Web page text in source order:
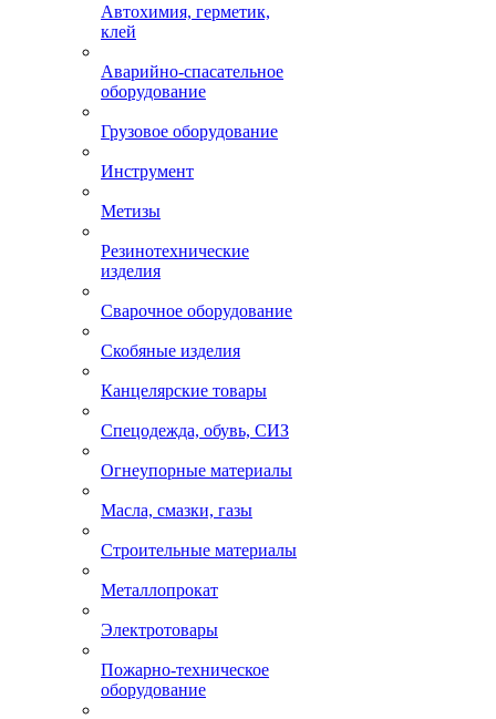
Автохимия, герметик,
клей
Аварийно-спасательное
оборудование
Грузовое оборудование
Инструмент
Метизы
Резинотехнические
изделия
Сварочное оборудование
Скобяные изделия
Канцелярские товары
Спецодежда, обувь, СИЗ
Огнеупорные материалы
Масла, смазки, газы
Строительные материалы
Металлопрокат
Электротовары
Пожарно-техническое
оборудование